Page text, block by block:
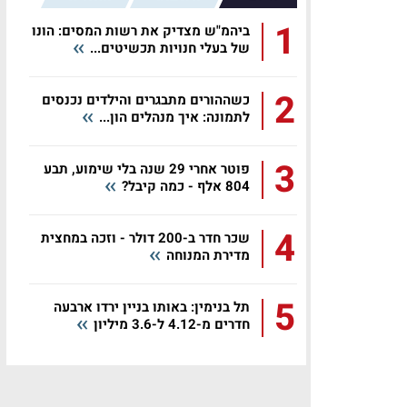
1
ביהמ"ש מצדיק את רשות המסים: הונו
של בעלי חנויות תכשיטים...
2
כשההורים מתבגרים והילדים נכנסים
לתמונה: איך מנהלים הון...
3
פוטר אחרי 29 שנה בלי שימוע, תבע
804 אלף - כמה קיבל?
4
שכר חדר ב-200 דולר - וזכה במחצית
מדירת המנוחה
5
תל בנימין: באותו בניין ירדו ארבעה
חדרים מ-4.12 ל-3.6 מיליון